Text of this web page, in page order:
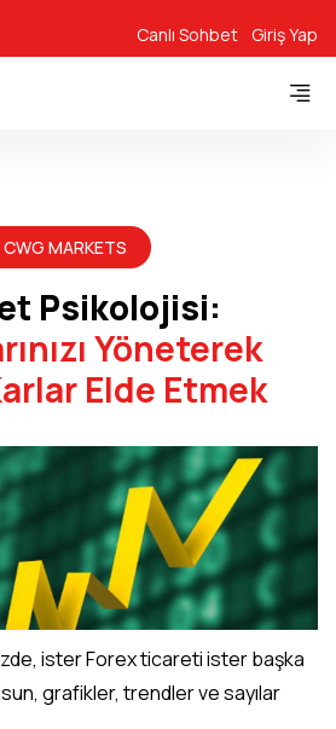
Canlı Sohbet Giriş Yap
CWG MARKETS
Psikolojisi:
Yöneterek
Elde Etmek
ister Forex ticareti ister başka
grafikler, trendler ve sayılar